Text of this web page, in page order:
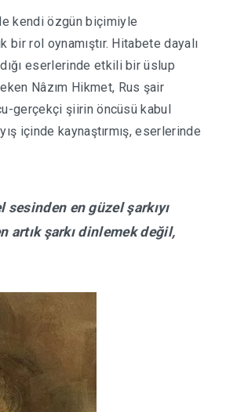
kendi özgün biçimiyle
rol oynamıştır. Hitabete dayalı
eserlerinde etkili bir üslup
Nâzım Hikmet, Rus şair
gerçekçi şiirin öncüsü kabul
içinde kaynaştırmış, eserlerinde
en güzel şarkıyı
artık şarkı dinlemek değil,